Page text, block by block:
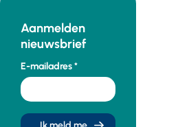
Aanmelden
nieuwsbrief
E-mailadres